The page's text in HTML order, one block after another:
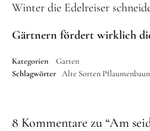
Winter die Edelreiser
Gärtnern fördert wirklich
Kategorien
Garten
Schlagwörter Alte Sorten
8 Kommentare zu “Am